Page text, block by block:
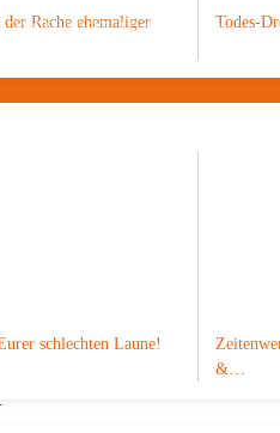
Rache ehemaliger
Todes-
schlechten Laune!
&…
0002 1947 75 +++